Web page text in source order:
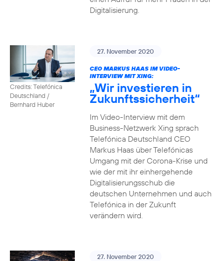
Digitalisierung.
Credits: Telefónica
Deutschland /
Bernhard Huber
27. November 2020
CEO MARKUS HAAS IM VIDEO-
INTERVIEW MIT XING:
„Wir investieren in
Zukunftssicherheit“
Im Video-Interview mit dem
Business-Netzwerk Xing sprach
Telefónica Deutschland CEO
Markus Haas über Telefónicas
Umgang mit der Corona-Krise und
wie der mit ihr einhergehende
Digitalisierungsschub die
deutschen Unternehmen und auch
Telefónica in der Zukunft
verändern wird.
27. November 2020